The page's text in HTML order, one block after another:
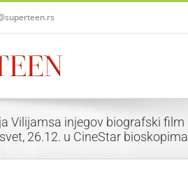
Vilijamsa injegov biografski film
26.12. u CineStar bioskopima